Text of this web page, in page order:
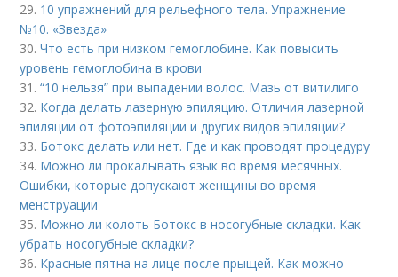
29. 10 упражнений для рельефного тела. Упражнение
№10. «Звезда»
30.Что есть при низком гемоглобине. Как повысить
уровень гемоглобина в крови
31.“10 нельзя” при выпадении волос. Мазь от витилиго
32. Когда делать лазерную эпиляцию. Отличия лазерной
эпиляции от фотоэпиляции и других видов эпиляции?
33. Ботокс делать или нет. Где и как проводят процедуру
34. Можно ли прокалывать язык во время месячных.
Ошибки, которые допускают женщины во время
менструации
35. Можно ли колоть Ботокс в носогубные складки. Как
убрать носогубные складки?
36. Красные пятна на лице после прыщей. Как можно